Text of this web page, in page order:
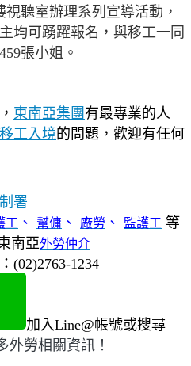
視聽室辦理系列宣導活動，
均可踴躍報名，與移工一同
張小姐。
東南亞集團 有最專業的人
移工入境的問題，歡迎有任何
署
工 、 幫傭 、 廠勞 、 監護工 等
南亞外勞仲介
(02)2763-1234
加入Line@帳號或搜尋
外勞相關資訊！